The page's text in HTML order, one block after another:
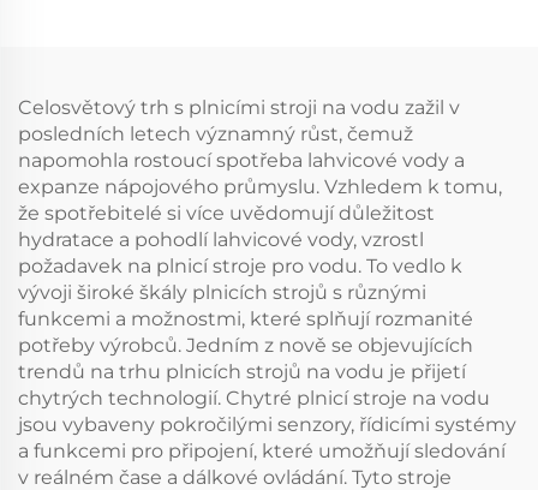
Celosvětový trh s plnicími stroji na vodu zažil v
posledních letech významný růst, čemuž
napomohla rostoucí spotřeba lahvicové vody a
expanze nápojového průmyslu. Vzhledem k tomu,
že spotřebitelé si více uvědomují důležitost
hydratace a pohodlí lahvicové vody, vzrostl
požadavek na plnicí stroje pro vodu. To vedlo k
vývoji široké škály plnicích strojů s různými
funkcemi a možnostmi, které splňují rozmanité
potřeby výrobců. Jedním z nově se objevujících
trendů na trhu plnicích strojů na vodu je přijetí
chytrých technologií. Chytré plnicí stroje na vodu
jsou vybaveny pokročilými senzory, řídicími systémy
a funkcemi pro připojení, které umožňují sledování
v reálném čase a dálkové ovládání. Tyto stroje